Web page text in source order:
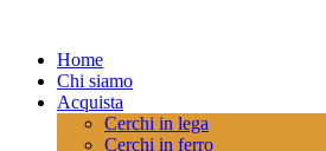
Home
Chi siamo
Acquista
Cerchi in lega
Cerchi in ferro